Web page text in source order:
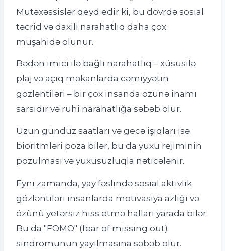
Mütəxəssislər qeyd edir ki, bu dövrdə sosial
təcrid və daxili narahatlıq daha çox
müşahidə olunur.
Bədən imici ilə bağlı narahatlıq – xüsusilə
plaj və açıq məkanlarda cəmiyyətin
gözləntiləri – bir çox insanda özünə inamı
sarsıdır və ruhi narahatlığa səbəb olur.
Uzun gündüz saatları və gecə işıqları isə
bioritmləri poza bilər, bu da yuxu rejiminin
pozulması və yuxusuzluqla nəticələnir.
Eyni zamanda, yay fəslində sosial aktivlik
gözləntiləri insanlarda motivasiya azlığı və
özünü yetərsiz hiss etmə halları yarada bilər.
Bu da "FOMO" (fear of missing out)
sindromunun yayılmasına səbəb olur.